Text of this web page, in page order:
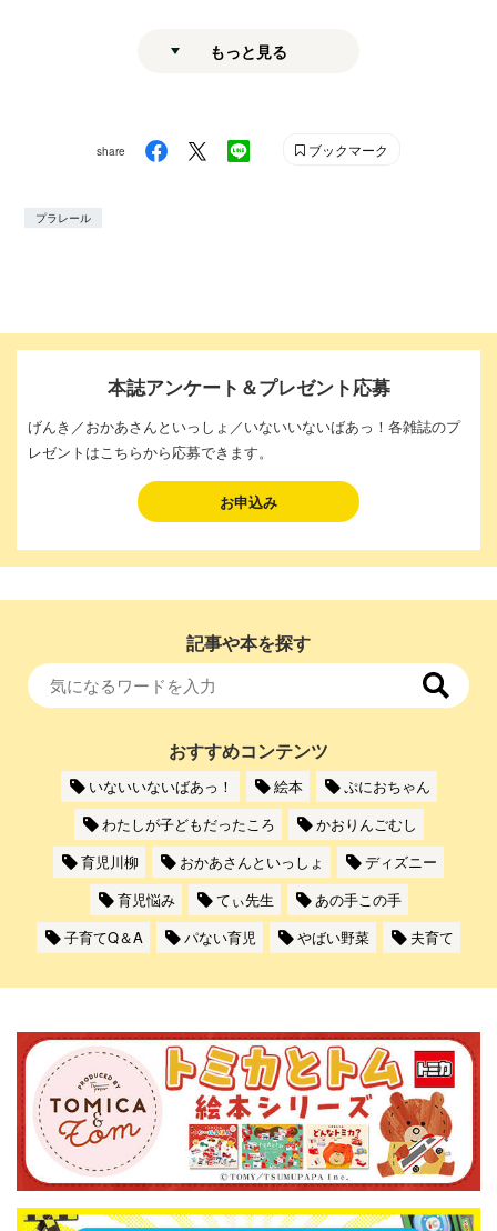
もっと見る
share ブックマーク
プラレール
本誌アンケート＆プレゼント応募
げんき／おかあさんといっしょ／いないいないばあっ！各雑誌のプ
レゼントはこちらから応募できます。
お申込み
記事や本を探す
おすすめコンテンツ
いないいないばあっ！ 絵本
ぷにおちゃん
わたしが子どもだったころ
かおりんごむし
育児川柳
おかあさんといっしょ
ディズニー
育児悩み
てぃ先生
あの手この手
子育てQ＆A
パない育児 やばい野菜 夫育て